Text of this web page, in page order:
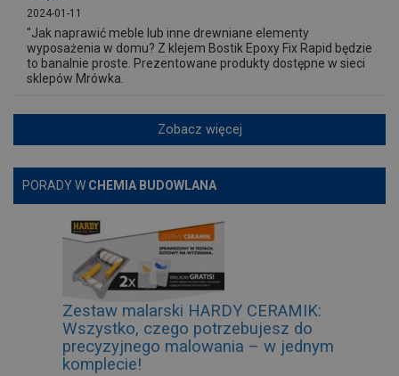
2024-01-11
"Jak naprawić meble lub inne drewniane elementy
wyposażenia w domu? Z klejem Bostik Epoxy Fix Rapid będzie
to banalnie proste. Prezentowane produkty dostępne w sieci
sklepów Mrówka.
Zobacz więcej
PORADY W CHEMIA BUDOWLANA
Zestaw malarski HARDY CERAMIK:
Wszystko, czego potrzebujesz do
precyzyjnego malowania – w jednym
komplecie!